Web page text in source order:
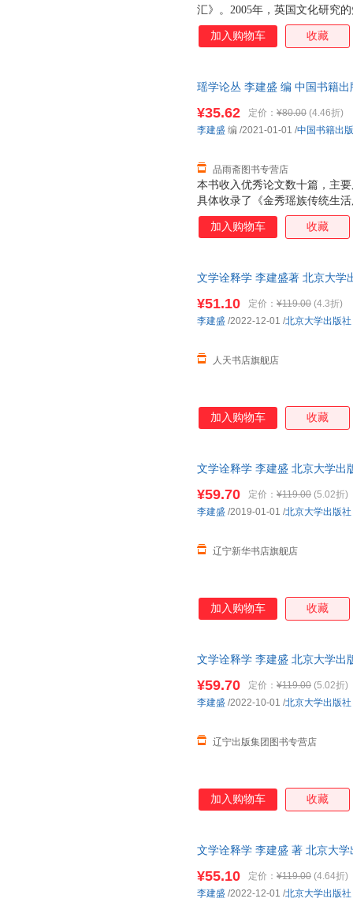
汇》。2005年，英国文化研究
关键词--新修订的文化与社会
《新关键词》，三十年间，学
加入购物车 收藏
瑶学论丛 李建盛 编 中国书籍
本书收入优秀论文数十篇，主
具体收录了《金秀瑶族传统生
资源，准确定位，把潇贺古道
带》《让当代的创新成为优秀
¥35.62 定价： ¥80.00 (4.46折)
品雨斋图书专营店
李建盛 编 /2021-01-01 /中国书籍出
加入购物车 收藏
文学诠释学 李建盛著 北京大学
¥51.10 定价： ¥119.00 (4.3折)
人天书店旗舰店
李建盛 /2022-12-01 /北京大学出版社
加入购物车 收藏
文学诠释学 李建盛 北京大学出
¥59.70 定价： ¥119.00 (5.02折)
辽宁新华书店旗舰店
李建盛 /2019-01-01 /北京大学出版社
加入购物车 收藏
文学诠释学 李建盛 北京大学出
¥59.70 定价： ¥119.00 (5.02折)
辽宁出版集团图书专营店
李建盛 /2022-10-01 /北京大学出版社
加入购物车 收藏
文学诠释学 李建盛 著 北京大
¥55.10 定价： ¥119.00 (4.64折)
李建盛 /2022-12-01 /北京大学出版社